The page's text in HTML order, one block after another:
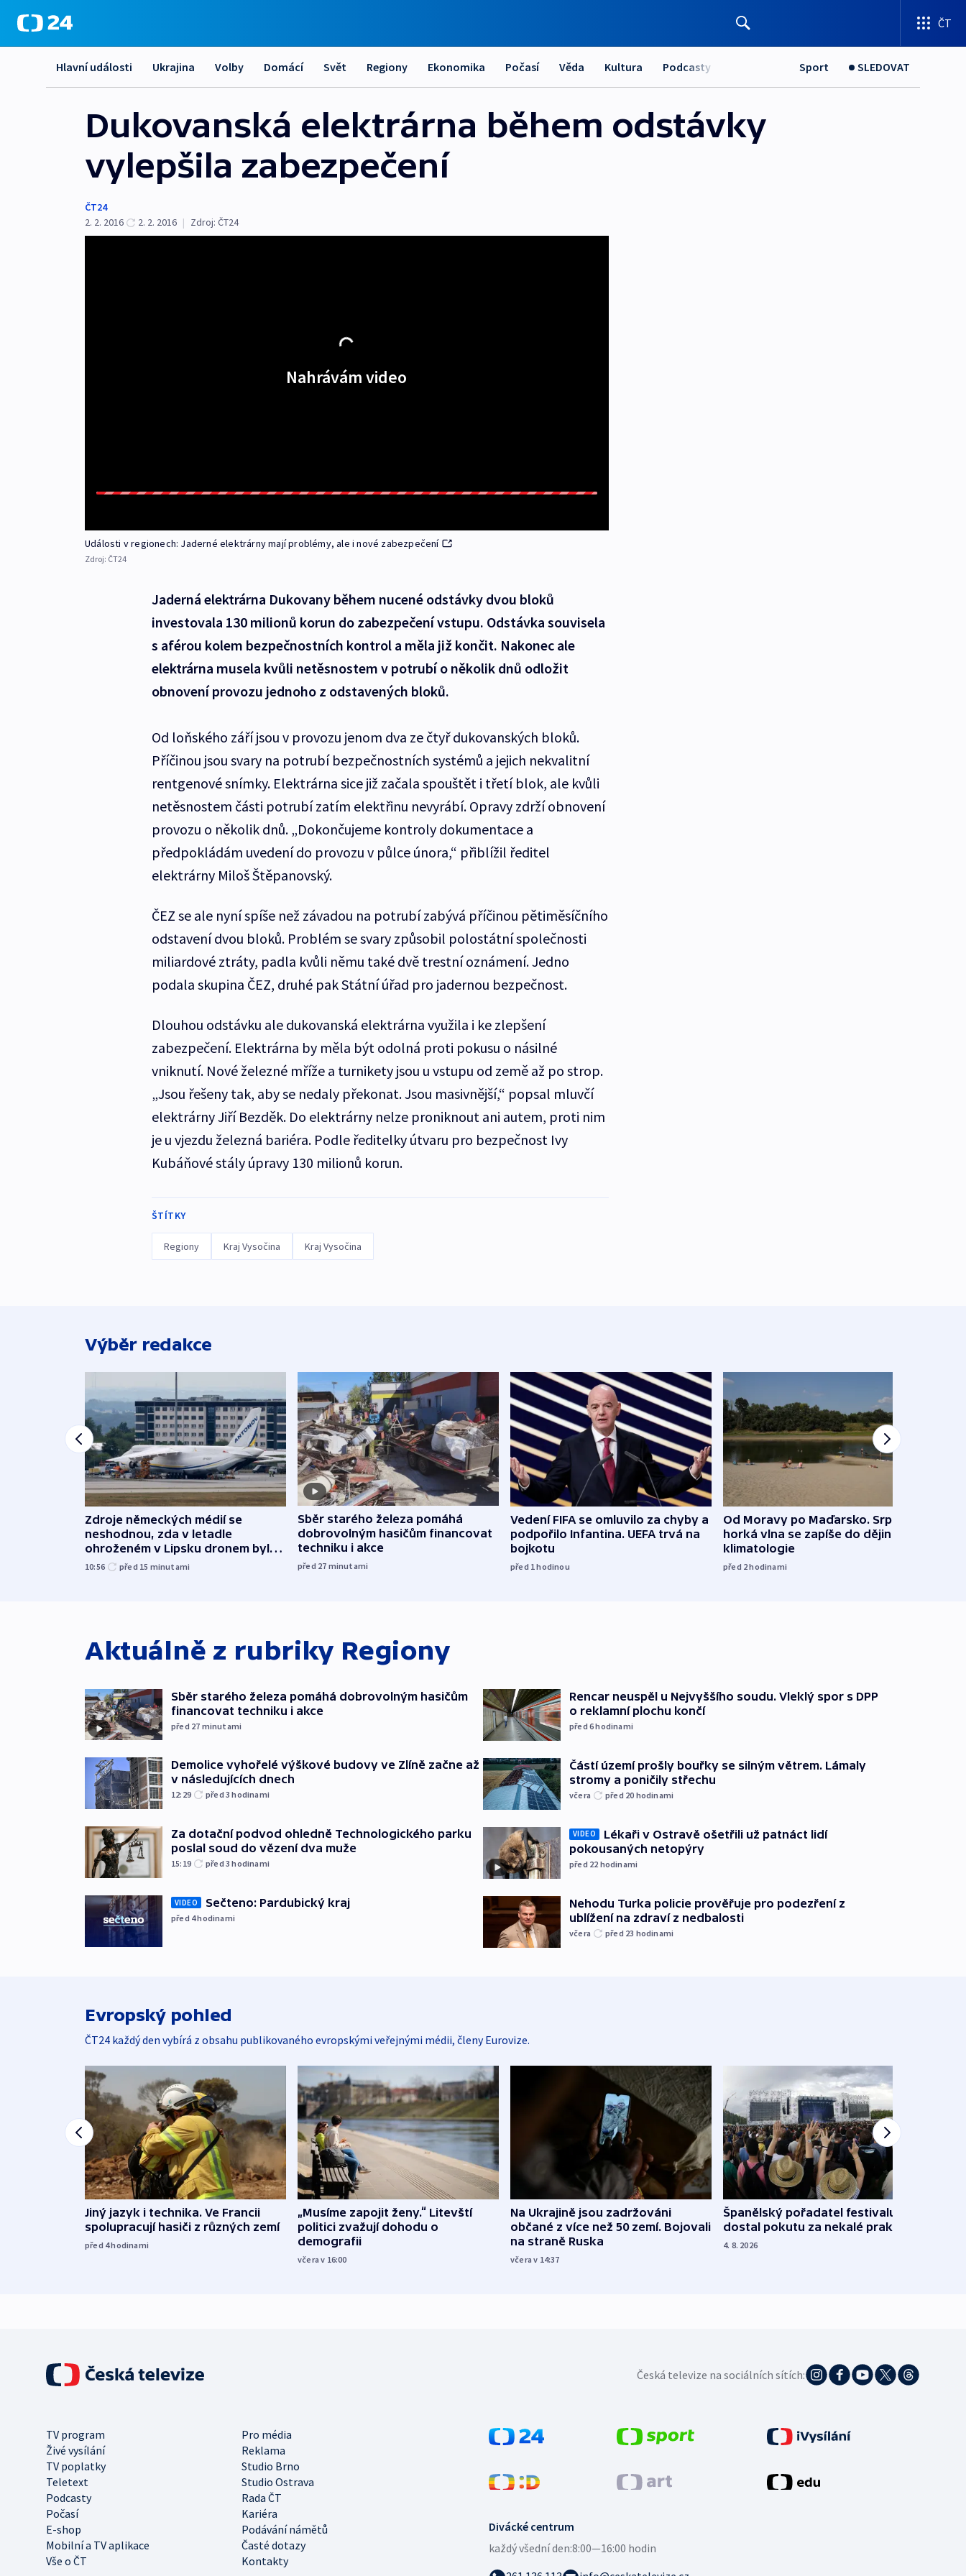
ČT
Hlavní události Ukrajina Volby Domácí Svět Regiony Ekonomika Počasí Věda Kultura Podcasty Sport SLEDOVAT
Dukovanská elektrárna během odstávky
vylepšila zabezpečení
ČT24
2. 2. 2016
2. 2. 2016 | Zdroj: ČT24
Nahrávám video
Události v regionech: Jaderné elektrárny mají problémy, ale i nové zabezpečení
Zdroj: ČT24
Jaderná elektrárna Dukovany během nucené odstávky dvou bloků
investovala 130 milionů korun do zabezpečení vstupu. Odstávka souvisela
s aférou kolem bezpečnostních kontrol a měla již končit. Nakonec ale
elektrárna musela kvůli netěsnostem v potrubí o několik dnů odložit
obnovení provozu jednoho z odstavených bloků.
Od loňského září jsou v provozu jenom dva ze čtyř dukovanských bloků.
Příčinou jsou svary na potrubí bezpečnostních systémů a jejich nekvalitní
rentgenové snímky. Elektrárna sice již začala spouštět i třetí blok, ale kvůli
netěsnostem části potrubí zatím elektřinu nevyrábí. Opravy zdrží obnovení
provozu o několik dnů. „Dokončujeme kontroly dokumentace a
předpokládám uvedení do provozu v půlce února,“ přiblížil ředitel
elektrárny Miloš Štěpanovský.
ČEZ se ale nyní spíše než závadou na potrubí zabývá příčinou pětiměsíčního
odstavení dvou bloků. Problém se svary způsobil polostátní společnosti
miliardové ztráty, padla kvůli němu také dvě trestní oznámení. Jedno
podala skupina ČEZ, druhé pak Státní úřad pro jadernou bezpečnost.
Dlouhou odstávku ale dukovanská elektrárna využila i ke zlepšení
zabezpečení. Elektrárna by měla být odolná proti pokusu o násilné
vniknutí. Nové železné mříže a turnikety jsou u vstupu od země až po strop.
„Jsou řešeny tak, aby se nedaly překonat. Jsou masivnější,“ popsal mluvčí
elektrárny Jiří Bezděk. Do elektrárny nelze proniknout ani autem, proti nim
je u vjezdu železná bariéra. Podle ředitelky útvaru pro bezpečnost Ivy
Kubáňové stály úpravy 130 milionů korun.
ŠTÍTKY
Regiony Kraj Vysočina Kraj Vysočina
Výběr redakce
Zdroje německých médií se
neshodnou, zda v letadle
ohroženém v Lipsku dronem byla
munice
10:56 před 15 minutami
Sběr starého železa pomáhá
dobrovolným hasičům financovat
techniku i akce
před 27 minutami
Vedení FIFA se omluvilo za chyby a
podpořilo Infantina. UEFA trvá na
bojkotu
před 1hodinou
Od Moravy po Maďarsko. Srpnová
horká vlna se zapíše do dějin
klimatologie
před 2hodinami
Aktuálně z rubriky Regiony
Sběr starého železa pomáhá dobrovolným hasičům
financovat techniku i akce
před 27 minutami
Demolice vyhořelé výškové budovy ve Zlíně začne až
v následujících dnech
12:29 před 3hodinami
Za dotační podvod ohledně Technologického parku
poslal soud do vězení dva muže
15:19 před 3hodinami
VIDEO Sečteno: Pardubický kraj
před 4hodinami
Rencar neuspěl u Nejvyššího soudu. Vleklý spor s DPP
o reklamní plochu končí
před 6hodinami
Částí území prošly bouřky se silným větrem. Lámaly
stromy a poničily střechu
včera před 20 hodinami
VIDEO
Lékaři v Ostravě ošetřili už patnáct lidí
pokousaných netopýry
před 22 hodinami
Nehodu Turka policie prověřuje pro podezření z
ublížení na zdraví z nedbalosti
včera před 23 hodinami
Evropský pohled
ČT24 každý den vybírá z obsahu publikovaného evropskými veřejnými médii, členy Eurovize.
Jiný jazyk i technika. Ve Francii
spolupracují hasiči z různých zemí
před 4hodinami
„Musíme zapojit ženy.“ Litevští
politici zvažují dohodu o
demografii
včera v 16:00
Na Ukrajině jsou zadržováni
občané z více než 50 zemí. Bojovali
na straně Ruska
včera v 14:37
Španělský pořadatel festivalu
dostal pokutu za nekalé praktiky
4. 8. 2026
Česká televize na sociálních sítích:
TV program
Pro média
Živé vysílání
Reklama
TV poplatky
Studio Brno
Teletext
Studio Ostrava
Podcasty
Rada ČT
Počasí
Kariéra
E-shop
Podávání námětů
Mobilní a TV aplikace
Časté dotazy
Vše o ČT
Kontakty
Divácké centrum
každý všední den:8:00—16:00 hodin